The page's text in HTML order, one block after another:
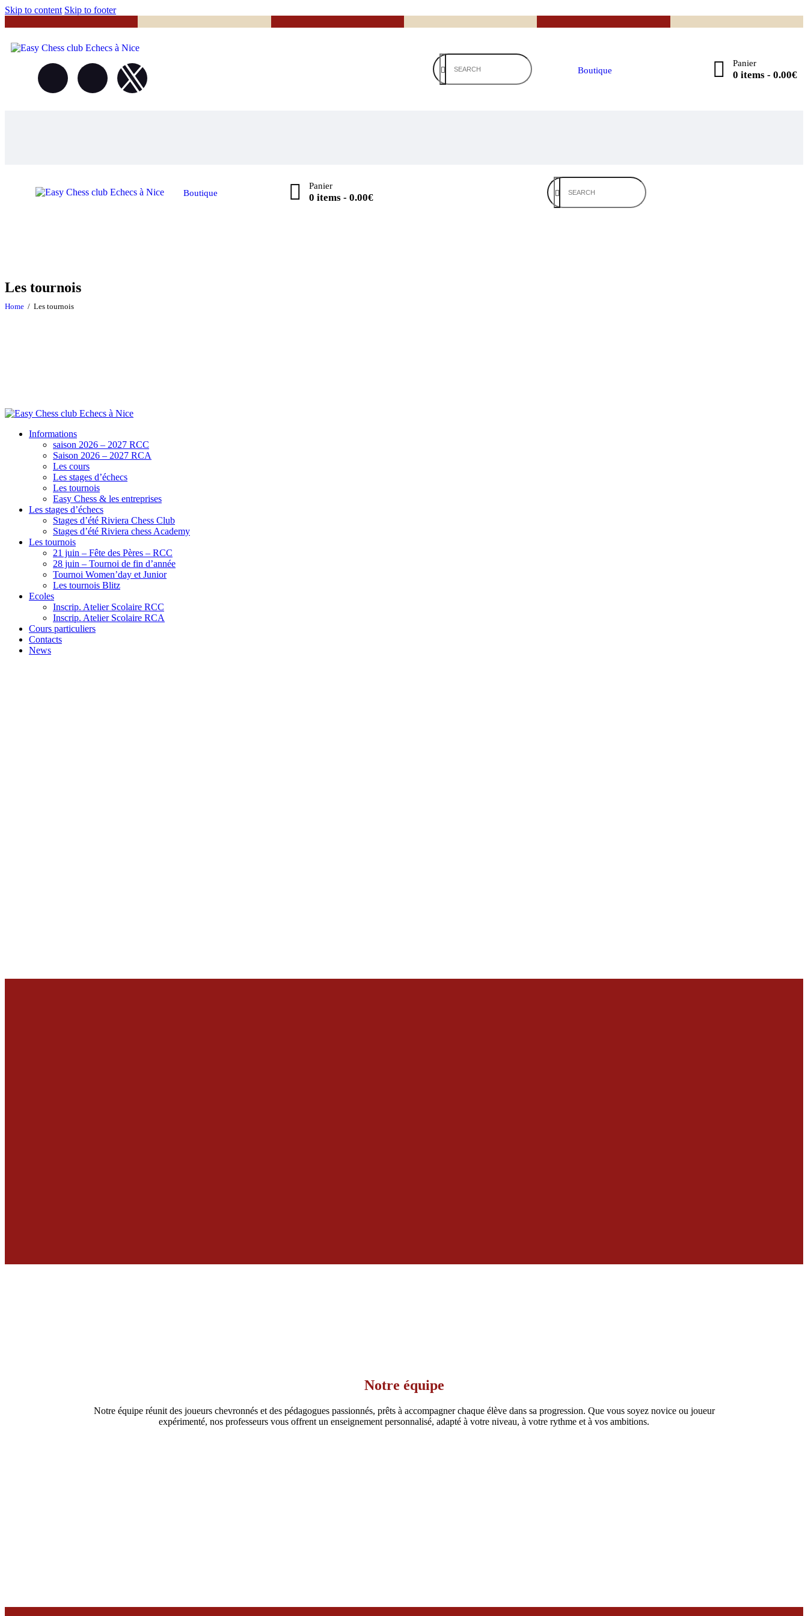
Skip to content Skip to footer
Boutique
Panier
0 items- 0.00€
Boutique
Panier
0 items - 0.00€
Les tournois
Home Les tournois
Informations
saison 2026 – 2027 RCC
Saison 2026 – 2027 RCA
Les cours
Les stages d’échecs
Les tournois
Easy Chess & les entreprises
Les stages d’échecs
Stages d’été Riviera Chess Club
Stages d’été Riviera chess Academy
Les tournois
21 juin – Fête des Pères – RCC
28 juin – Tournoi de fin d’année
Tournoi Women’day et Junior
Les tournois Blitz
Ecoles
Inscrip. Atelier Scolaire RCC
Inscrip. Atelier Scolaire RCA
Cours particuliers
Contacts
News
Notre équipe
Notre équipe réunit des joueurs chevronnés et des pédagogues passionnés, prêts à accompagner chaque élève dans sa progression. Que vous soyez novice ou joueur
expérimenté, nos professeurs vous offrent un enseignement personnalisé, adapté à votre niveau, à votre rythme et à vos ambitions.